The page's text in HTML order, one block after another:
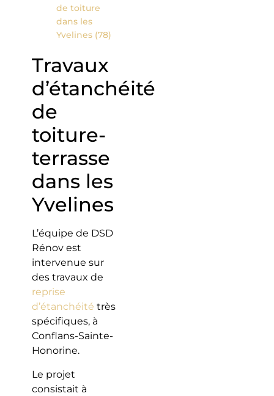
de toiture
dans les
Yvelines (78)
Travaux
d’étanchéité
de
toiture-
terrasse
dans les
Yvelines
L’équipe de DSD
Rénov est
intervenue sur
des travaux de
reprise
d’étanchéité très
spécifiques, à
Conflans-Sainte-
Honorine.
Le projet
consistait à